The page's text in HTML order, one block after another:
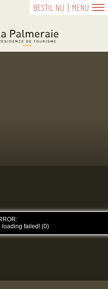
BESTIL NU MENU